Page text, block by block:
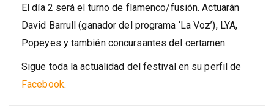
El día 2 será el turno de flamenco/fusión. Actuarán
David Barrull (ganador del programa ‘La Voz’), LYA,
Popeyes y también concursantes del certamen.
Sigue toda la actualidad del festival en su perfil de
Facebook.